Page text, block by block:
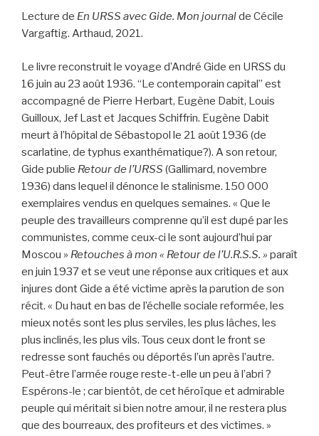
Lecture de En URSS avec Gide. Mon journalde Cécile
Vargaftig. Arthaud, 2021.
Le livre reconstruit le voyage d’André Gide en URSS du
16 juin au 23 août 1936. “Le contemporain capital” est
accompagné de Pierre Herbart, Eugène Dabit, Louis
Guilloux, Jef Last et Jacques Schiffrin. Eugène Dabit
meurt à l’hôpital de Sébastopol le 21 août 1936 (de
scarlatine, de typhus exanthématique?). A son retour,
Gide publie Retour de l’URSS (Gallimard, novembre
1936) dans lequel il dénonce le stalinisme. 150 000
exemplaires vendus en quelques semaines. « Que le
peuple des travailleurs comprenne qu’il est dupé par les
communistes, comme ceux-ci le sont aujourd’hui par
Moscou » Retouches à mon « Retour de l’U.R.S.S. » paraît
en juin 1937 et se veut une réponse aux critiques et aux
injures dont Gide a été victime après la parution de son
récit. « Du haut en bas de l’échelle sociale reformée, les
mieux notés sont les plus serviles, les plus lâches, les
plus inclinés, les plus vils. Tous ceux dont le front se
redresse sont fauchés ou déportés l’un après l’autre.
Peut-être l’armée rouge reste-t-elle un peu à l’abri ?
Espérons-le ; car bientôt, de cet héroïque et admirable
peuple qui méritait si bien notre amour, il ne restera plus
que des bourreaux, des profiteurs et des victimes. »